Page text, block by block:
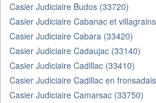
Casier Judiciaire Budos (33720)
Casier Judiciaire Cabanac et
Casier Judiciaire Cabara (33420)
Casier Judiciaire Cadaujac (33140)
Casier Judiciaire Cadillac (33410)
Casier Judiciaire Cadillac en
Casier Judiciaire Camarsac (33750)